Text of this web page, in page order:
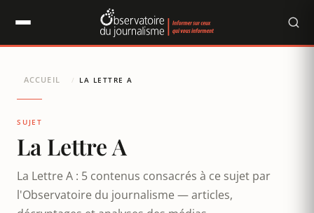
ACCUEIL / LA LETTRE A
SUJET
La Lettre A
La Lettre A : 5 contenus consacrés à ce sujet par
l'Observatoire du journalisme — articles,
Panneau de gestion des cookies